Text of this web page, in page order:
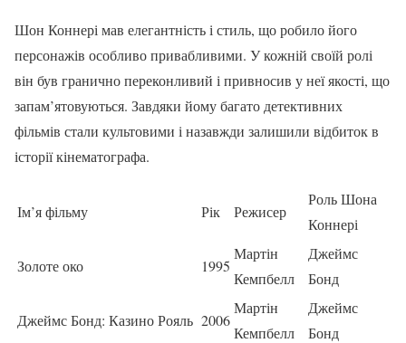
Шон Коннері мав елегантність і стиль, що робило його
персонажів особливо привабливими. У кожній своїй ролі
він був гранично переконливий і привносив у неї якості, що
запам’ятовуються. Завдяки йому багато детективних
фільмів стали культовими і назавжди залишили відбиток в
історії кінематографа.
Ім’я фільму Рік Режисер
Роль Шона
Коннері
Золоте око 1995
Мартін
Кемпбелл
Джеймс
Бонд
Джеймс Бонд: Казино Рояль 2006
Мартін
Кемпбелл
Джеймс
Бонд